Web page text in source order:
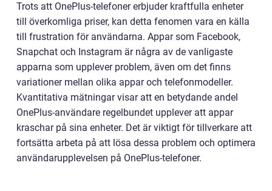
Trots att OnePlus-telefoner erbjuder kraftfulla enheter
till överkomliga priser, kan detta fenomen vara en källa
till frustration för användarna. Appar som Facebook,
Snapchat och Instagram är några av de vanligaste
apparna som upplever problem, även om det finns
variationer mellan olika appar och telefonmodeller.
Kvantitativa mätningar visar att en betydande andel
OnePlus-användare regelbundet upplever att appar
kraschar på sina enheter. Det är viktigt för tillverkare att
fortsätta arbeta på att lösa dessa problem och optimera
användarupplevelsen på OnePlus-telefoner.